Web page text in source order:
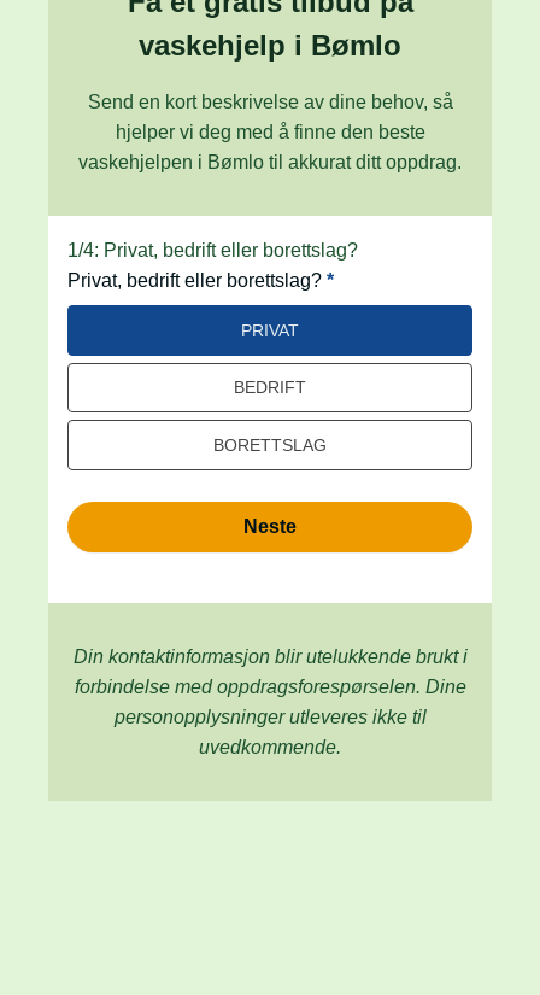
vaskehjelp i Bømlo
Send en kort beskrivelse av dine behov, så
hjelper vi deg med å finne den beste
vaskehjelpen i Bømlo til akkurat ditt oppdrag.
innhold
1/4: Privat, bedrift eller borettslag?
Privat, bedrift eller borettslag? *
PRIVAT
BEDRIFT
BORETTSLAG
Neste
Din kontaktinformasjon blir utelukkende brukt i
forbindelse med oppdrags­forespørselen. Dine
person­­opplysninger utleveres ikke til
uvedkommende.